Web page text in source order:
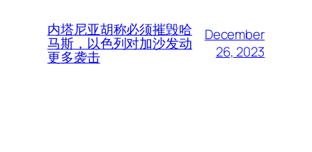
内塔尼亚胡称必须摧毁哈
马斯，以色列对加沙发动
更多袭击
December
26, 2023